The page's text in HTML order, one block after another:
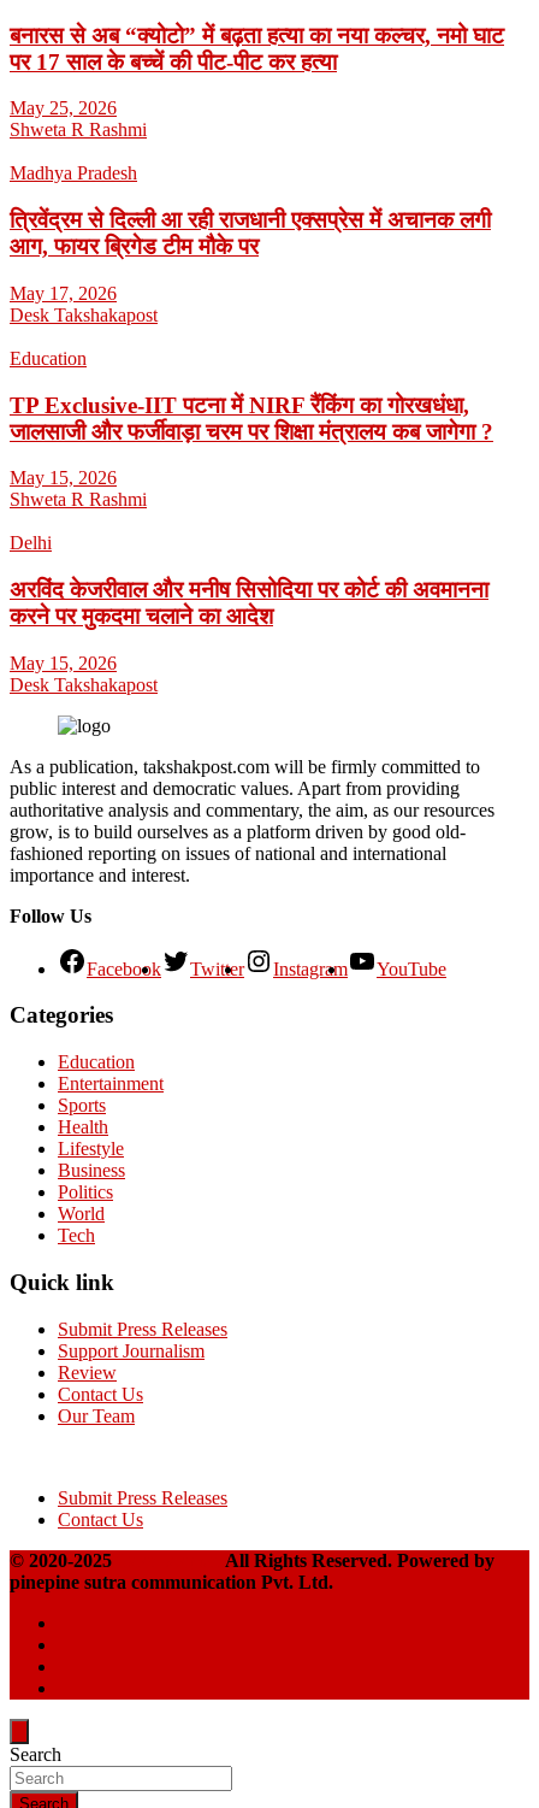
बनारस से अब “क्योटो” में बढ़ता हत्या का नया कल्चर, नमो घाट
पर 17 साल के बच्चें की पीट-पीट कर हत्या
May 25, 2026
Shweta R Rashmi
Madhya Pradesh
त्रिवेंद्रम से दिल्ली आ रही राजधानी एक्सप्रेस में अचानक लगी
आग, फायर ब्रिगेड टीम मौके पर
May 17, 2026
Desk Takshakapost
Education
TP Exclusive-IIT पटना में NIRF रैंकिंग का गोरखधंधा,
जालसाजी और फर्जीवाड़ा चरम पर शिक्षा मंत्रालय कब जागेगा ?
May 15, 2026
Shweta R Rashmi
Delhi
अरविंद केजरीवाल और मनीष सिसोदिया पर कोर्ट की अवमानना
करने पर मुकदमा चलाने का आदेश
May 15, 2026
Desk Takshakapost
As a publication, takshakpost.com will be firmly committed to
public interest and democratic values. Apart from providing
authoritative analysis and commentary, the aim, as our resources
grow, is to build ourselves as a platform driven by good old-
fashioned reporting on issues of national and international
importance and interest.
Follow Us
Facebook Twitter Instagram YouTube
Categories
Education
Entertainment
Sports
Health
Lifestyle
Business
Politics
World
Tech
Quick link
Submit Press Releases
Support Journalism
Review
Contact Us
Our Team
Submit Press Releases
Contact Us
© 2020-2025
All Rights Reserved. Powered by
pinepine sutra communication Pvt. Ltd.
Search
Search